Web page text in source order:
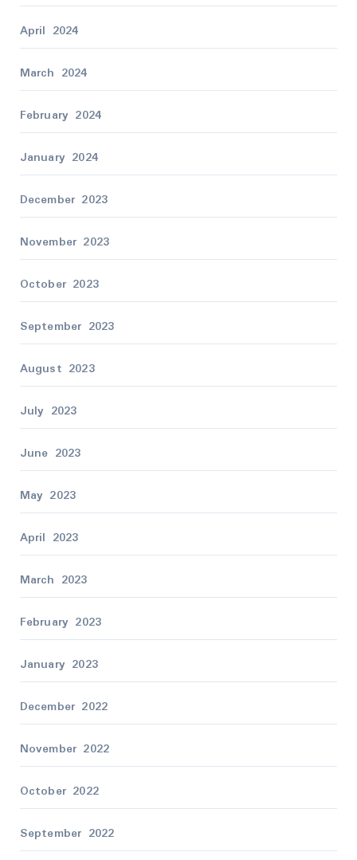
April 2024
March 2024
February 2024
January 2024
December 2023
November 2023
October 2023
September 2023
August 2023
July 2023
June 2023
May 2023
April 2023
March 2023
February 2023
January 2023
December 2022
November 2022
October 2022
September 2022